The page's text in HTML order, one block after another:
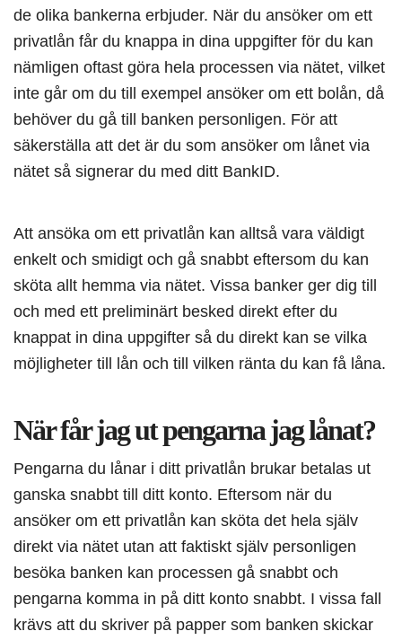
de olika bankerna erbjuder. När du ansöker om ett
privatlån får du knappa in dina uppgifter för du kan
nämligen oftast göra hela processen via nätet, vilket
inte går om du till exempel ansöker om ett bolån, då
behöver du gå till banken personligen. För att
säkerställa att det är du som ansöker om lånet via
nätet så signerar du med ditt BankID.
Att ansöka om ett privatlån kan alltså vara väldigt
enkelt och smidigt och gå snabbt eftersom du kan
sköta allt hemma via nätet. Vissa banker ger dig till
och med ett preliminärt besked direkt efter du
knappat in dina uppgifter så du direkt kan se vilka
möjligheter till lån och till vilken ränta du kan få låna.
När får jag ut pengarna jag lånat?
Pengarna du lånar i ditt privatlån brukar betalas ut
ganska snabbt till ditt konto. Eftersom när du
ansöker om ett privatlån kan sköta det hela själv
direkt via nätet utan att faktiskt själv personligen
besöka banken kan processen gå snabbt och
pengarna komma in på ditt konto snabbt. I vissa fall
krävs att du skriver på papper som banken skickar